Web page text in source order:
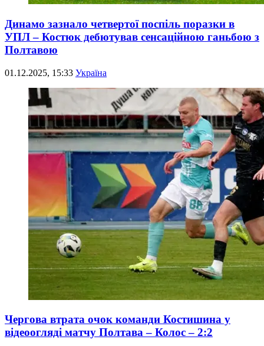
Динамо зазнало четвертої поспіль поразки в
УПЛ – Костюк дебютував сенсаційною ганьбою з
Полтавою
01.12.2025, 15:33 Україна
Чергова втрата очок команди Костишина у
відеоогляді матчу Полтава – Колос – 2:2